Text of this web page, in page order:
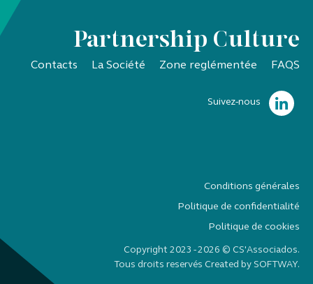
Partnership Culture
Contacts La Société Zone reglémentée FAQS
Suivez-nous
Conditions générales
Politique de confidentialité
Politique de cookies
Copyright 2023 - 2026 © CS'Associados.
Tous droits reservés Created by SOFTWAY.